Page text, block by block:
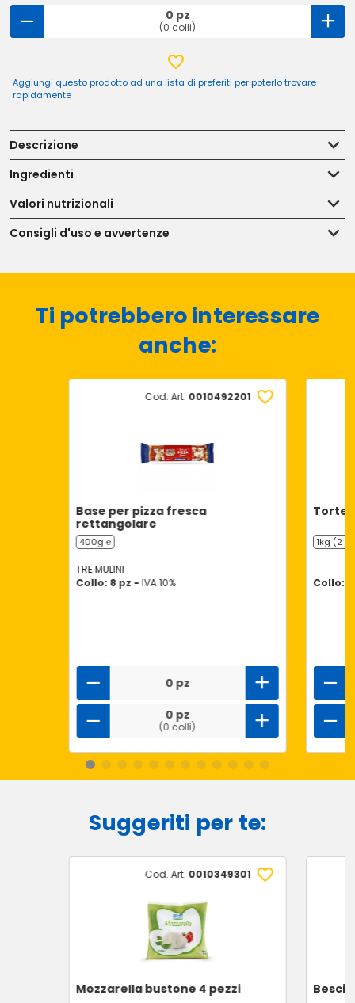
0 pz
(0 colli)
Aggiungi questo prodotto ad una lista di preferiti per poterlo trovare
rapidamente
Descrizione
Ingredienti
Valori nutrizionali
Consigli d'uso e avvertenze
Ti potrebbero interessare
anche:
Cod. Art. 0010492201
Base per pizza fresca
rettangolare
400g ℮
TRE MULINI
Collo: 8 pz - IVA 10%
0 pz
0 pz
(0 colli)
1kg (2 x
Collo:
Suggeriti per te:
Cod. Art. 0010349301
Mozzarella bustone 4 pezzi